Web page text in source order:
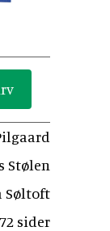
Stølen
Søltoft
72 sider